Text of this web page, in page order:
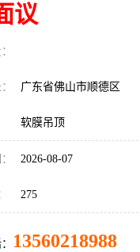
议
广东省佛山市顺德区
软膜吊顶
2026-08-07
275
13560218988